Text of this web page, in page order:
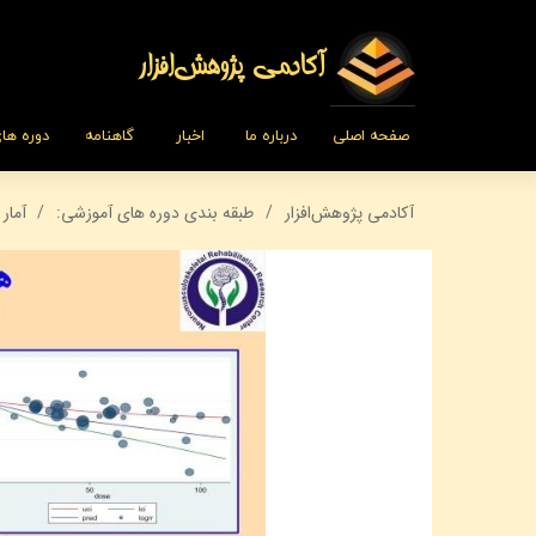
​​​آکادمی پژوهش‌افزار
صفحه اصلی درباره ما اخبار گاهنامه دوره
آکادمی پژوهش‌افزار طبقه بندی دوره های آموزشی: